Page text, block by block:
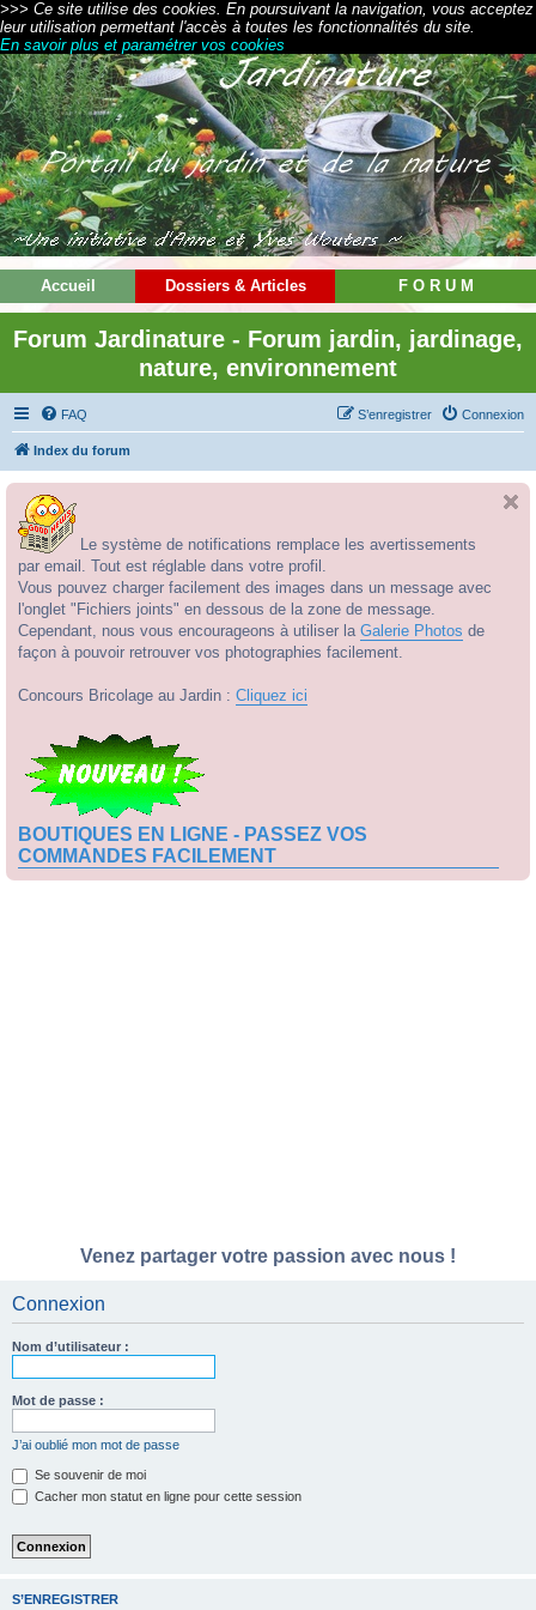
>>> Ce site utilise des cookies. En poursuivant la navigation, vous acceptez
leur utilisation permettant l'accès à toutes les fonctionnalités du site.
En savoir plus et paramétrer vos cookies
Accueil Dossiers & Articles F O R U M
Forum Jardinature - Forum jardin, jardinage,
nature, environnement
FAQ Connexion
S’enregistrer
Index du forum
Le système de notifications remplace les avertissements
par email. Tout est réglable dans votre profil.
Vous pouvez charger facilement des images dans un message avec
l'onglet "Fichiers joints" en dessous de la zone de message.
Cependant, nous vous encourageons à utiliser la Galerie Photos de
façon à pouvoir retrouver vos photographies facilement.
Concours Bricolage au Jardin : Cliquez ici
BOUTIQUES EN LIGNE - PASSEZ VOS
COMMANDES FACILEMENT
Venez partager votre passion avec nous !
Connexion
Nom d’utilisateur :
Mot de passe :
J’ai oublié mon mot de passe
Se souvenir de moi
Cacher mon statut en ligne pour cette session
S’ENREGISTRER